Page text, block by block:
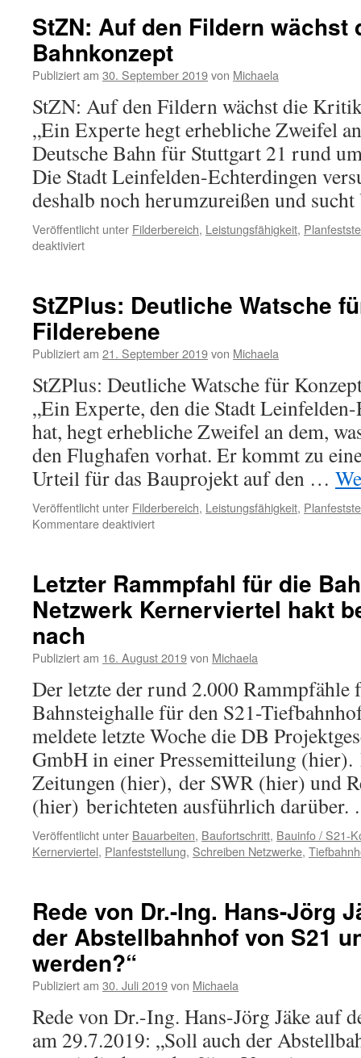
StZN: Auf den Fildern wächst
Bahnkonzept
Publiziert am 30. September 2019von Michaela
StZN: Auf den Fildern wächst die
„Ein Experte hegt erhebliche Zweifel
Deutsche Bahn für Stuttgart 21 rund
Die Stadt Leinfelden-Echterdingen
deshalb noch herumzureißen und sucht
Veröffentlicht unter Filderbereich, Leistungsfähigkeit,
deaktiviert
StZPlus: Deutliche Watsche
Filderebene
Publiziert am 21. September 2019von Michaela
StZPlus: Deutliche Watsche für
„Ein Experte, den die Stadt
hat, hegt erhebliche Zweifel an dem,
den Flughafen vorhat. Er kommt zu
Urteil für das Bauprojekt auf den …
Veröffentlicht unter Filderbereich, Leistungsfähigkeit,
Kommentare deaktiviert
Letzter Rammpfahl für die
Netzwerk Kernerviertel hakt
nach
Publiziert am 16. August 2019von Michaela
Der letzte der rund 2.000
Bahnsteighalle für den S21-
meldete letzte Woche die DB
GmbH in einer Pressemitteilung
Zeitungen (hier), der SWR (hier) und
(hier) berichteten ausführlich
Veröffentlicht unter Bauarbeiten, Baufortschritt, Bauinfo / S21-
Kernerviertel, Planfeststellung, Schreiben Netzwerke,
Rede von Dr.-Ing. Hans-Jörg
der Abstellbahnhof von S21
werden?“
Publiziert am 30. Juli 2019von Michaela
Rede von Dr.-Ing. Hans-Jörg Jäke auf
am 29.7.2019: „Soll auch der